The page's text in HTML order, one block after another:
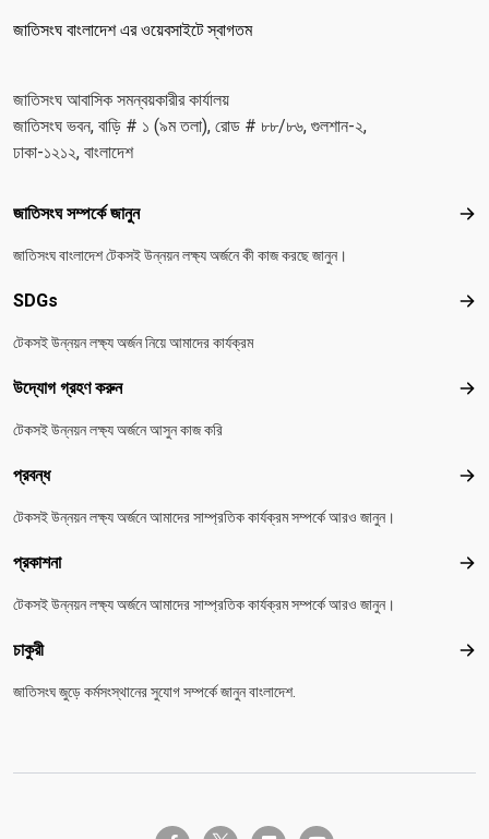
জাতিসংঘ বাংলাদেশ এর ওয়েবসাইটে স্বাগতম
জাতিসংঘ আবাসিক সমন্বয়কারীর কার্যালয়
জাতিসংঘ ভবন, বাড়ি # ১ (৯ম তলা), রোড # ৮৮/৮৬, গুলশান-২,
ঢাকা-১২১২, বাংলাদেশ
Footer menu
জাতিসংঘ সম্পর্কে জানুন
জাতিসংঘ বাংলাদেশ টেকসই উন্নয়ন লক্ষ্য অর্জনে কী কাজ করছে জানুন।
SDGs
টেকসই উন্নয়ন লক্ষ্য অর্জন নিয়ে আমাদের কার্যক্রম
উদ্যোগ গ্রহণ করুন
টেকসই উন্নয়ন লক্ষ্য অর্জনে আসুন কাজ করি
প্রবন্ধ
টেকসই উন্নয়ন লক্ষ্য অর্জনে আমাদের সাম্প্রতিক কার্যক্রম সম্পর্কে আরও জানুন।
প্রকাশনা
টেকসই উন্নয়ন লক্ষ্য অর্জনে আমাদের সাম্প্রতিক কার্যক্রম সম্পর্কে আরও জানুন।
চাকুরী চাকুরী
জাতিসংঘ জুড়ে কর্মসংস্থানের সুযোগ সম্পর্কে জানুন বাংলাদেশ.
twitter-x